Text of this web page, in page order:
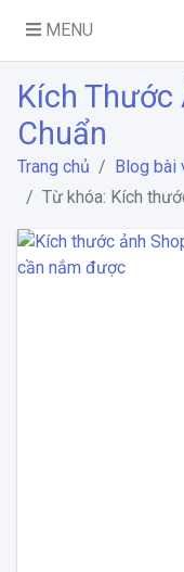
MENU
Kích Thước
Chuẩn
Trang chủ
Blog bài
Từ khóa: Kích